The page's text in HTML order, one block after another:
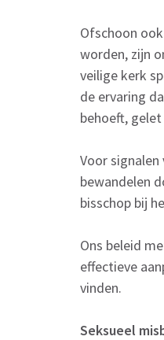
Ofschoon
worden, zijn
veilige kerk
de ervaring
behoeft,
Voor
bewandelen
bisschop bij
Ons beleid
effectieve
vinden.
Seksueel